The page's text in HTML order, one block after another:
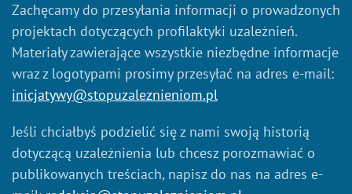
Zachęcamy do przesyłania informacji o prowadzonych
projektach dotyczących profilaktyki uzależnień.
Materiały zawierające wszystkie niezbędne informacje
wraz z logotypami prosimy przesyłać na adres e-mail:
inicjatywy@stopuzaleznieniom.pl
Jeśli chciałbyś podzielić się z nami swoją historią
dotyczącą uzależnienia lub chcesz porozmawiać o
publikowanych treściach, napisz do nas na adres e-